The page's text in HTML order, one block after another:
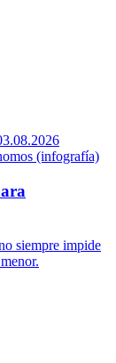
siempre impide